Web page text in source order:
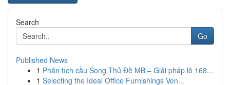
Search
Go
Published News
1 Phân tích cầu Song Thủ Đề MB – Giải pháp lô 168...
1 Selecting the Ideal Office Furnishings Ven...